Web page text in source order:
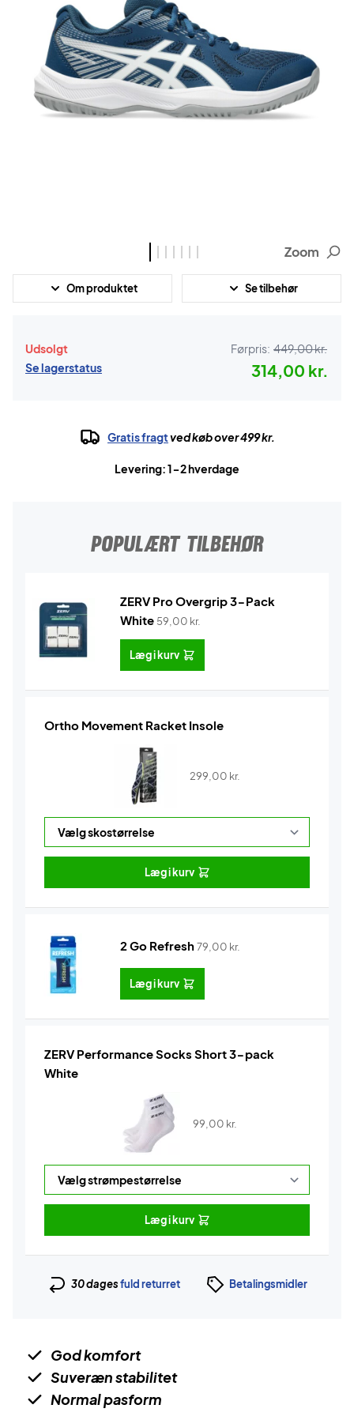
Zoom
Om produktet Se tilbehør
Udsolgt
Se lagerstatus
Førpris: 449,00 kr.
314,00 kr.
Gratis fragtved køb over 499 kr.
Levering: 1-2 hverdage
POPULÆRT TILBEHØR
ZERV Pro Overgrip 3-Pack
White 59,00 kr.
Læg i kurv
Ortho Movement Racket Insole
299,00 kr.
Læg i kurv
2 Go Refresh79,00 kr.
Læg i kurv
ZERV Performance Socks Short 3-pack
White
99,00 kr.
Læg i kurv
30 dagesfuld returret Betalingsmidler
God komfort
Suveræn stabilitet
Normal pasform